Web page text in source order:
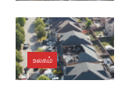
உலகம்